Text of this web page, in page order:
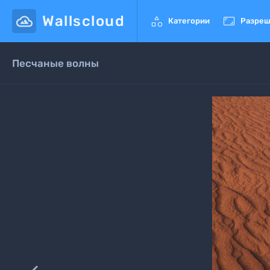
Wallscloud  Категории 
Песчаные волны